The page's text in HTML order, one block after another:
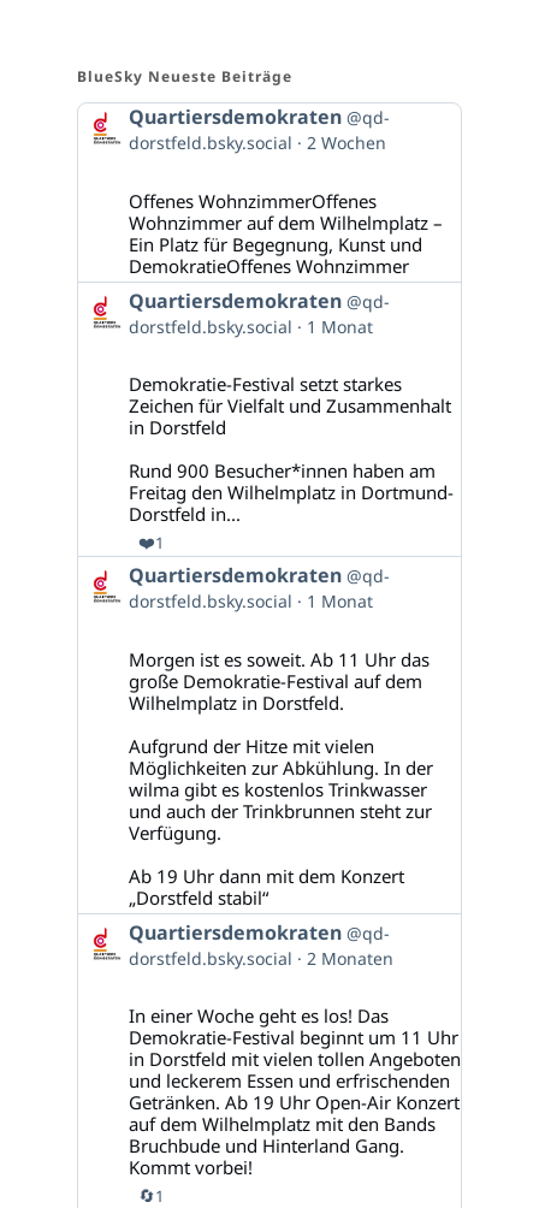
BlueSky Neueste Beiträge
Beitrag
von
Quartiersdemokraten
Bluesky
ansehen
Quartiersdemokraten @qd-
dorstfeld.bsky.social
2 Wochen
Offenes WohnzimmerOffenes
Wohnzimmer auf dem Wilhelmplatz –
Ein Platz für Begegnung, Kunst und
DemokratieOffenes Wohnzimmer
Beitrag
von
Quartiersdemokraten
Bluesky
ansehen
Quartiersdemokraten @qd-
dorstfeld.bsky.social
1 Monat
Demokratie-Festival setzt starkes
Zeichen für Vielfalt und Zusammenhalt
in Dorstfeld
Rund 900 Besucher*innen haben am
Freitag den Wilhelmplatz in Dortmund-
Dorstfeld in...
❤️1
Beitrag
von
Quartiersdemokraten
Bluesky
ansehen
Quartiersdemokraten @qd-
dorstfeld.bsky.social
1 Monat
Morgen ist es soweit. Ab 11 Uhr das
große Demokratie-Festival auf dem
Wilhelmplatz in Dorstfeld.
Aufgrund der Hitze mit vielen
Möglichkeiten zur Abkühlung. In der
wilma gibt es kostenlos Trinkwasser
und auch der Trinkbrunnen steht zur
Verfügung.
Ab 19 Uhr dann mit dem Konzert
„Dorstfeld stabil“
Beitrag
von
Quartiersdemokraten
Bluesky
ansehen
Quartiersdemokraten @qd-
dorstfeld.bsky.social
2 Monaten
In einer Woche geht es los! Das
Demokratie-Festival beginnt um 11 Uhr
in Dorstfeld mit vielen tollen Angeboten
und leckerem Essen und erfrischenden
Getränken. Ab 19 Uhr Open-Air Konzert
auf dem Wilhelmplatz mit den Bands
Bruchbude und Hinterland Gang.
Kommt vorbei!
🔄1